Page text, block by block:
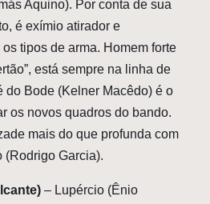
Aquino). Por conta de sua
é exímio atirador e
tipos de arma. Homem forte
está sempre na linha de
do Bode (Kelner Macêdo) é o
os novos quadros do bando.
mais do que profunda com
(Rodrigo Garcia).
– Lupércio (Ênio